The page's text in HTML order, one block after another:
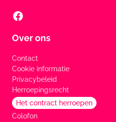
Over ons
Contact
Cookie informatie
Privacybeleid
Herroepingsrecht
Het contract herroepen
Colofon